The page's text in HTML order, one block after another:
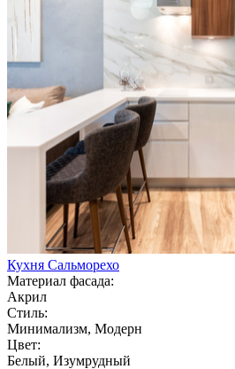
Кухня Сальморехо
Материал фасада:
Акрил
Стиль:
Минимализм, Модерн
Цвет:
Белый, Изумрудный